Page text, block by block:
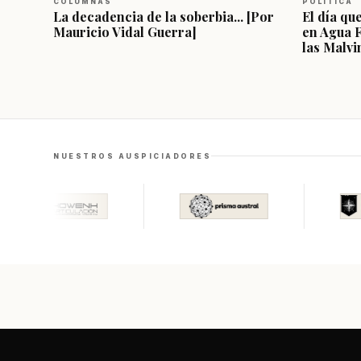
La decadencia de la soberbia... [Por
Mauricio Vidal Guerra]
El día
en Agua
las
NUESTROS AUSPICIADORES